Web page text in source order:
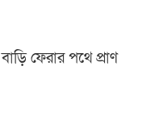
ফেরার পথে প্রাণ